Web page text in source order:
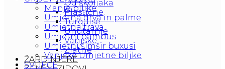
Od školjaka
Plastične
Turquise
Unutarnje
Vanjske
Zlatne
ŽARDINJERE
Manje biljke
Umjetna drva in palme
Umjetna trava
Umjetni bambus
Umjetni šimšir buxusi
Vanjske Umjetne biljke
SVIJEĆE